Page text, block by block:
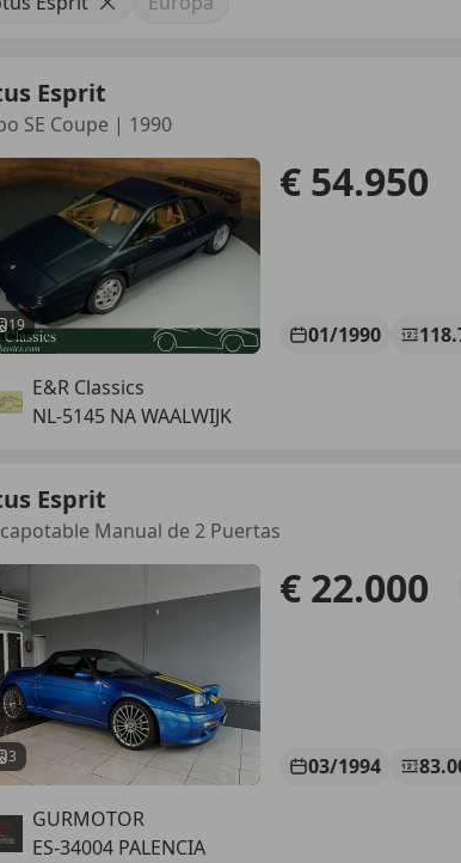
Esprit
SE Coupe | 1990
19
€ 54.950
01/1990
E&R Classics
NL-5145 NA WAALWIJK
Esprit
Manual de 2 Puertas
3
€ 22.000
03/1994
GURMOTOR
ES-34004 PALENCIA